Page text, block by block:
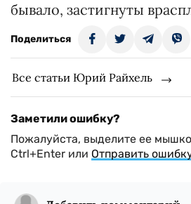
бывало, застигнуты
Поделиться
Все статьи Юрий Райхель
Заметили ошибку?
Пожалуйста, выделите ее
Ctrl+Enter или Отправить